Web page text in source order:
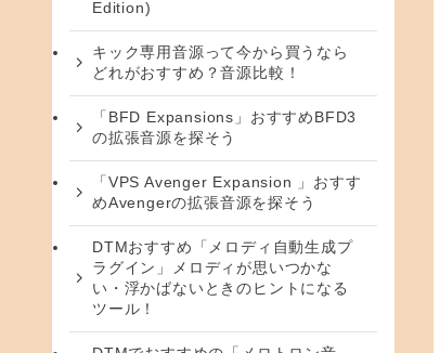
Edition)
キック専用音源って今から買うなら
どれがおすすめ？音源比較！
「BFD Expansions」おすすめBFD3
の拡張音源を探そう
「VPS Avenger Expansion 」おすす
めAvengerの拡張音源を探そう
DTMおすすめ「メロディ自動生成プ
ラグイン」メロディが思いつかな
い・浮かばないときのヒントになる
ツール！